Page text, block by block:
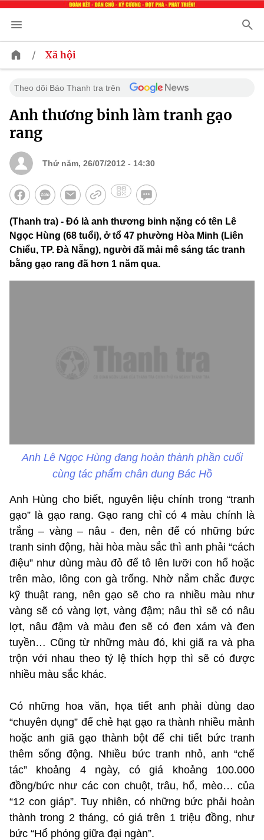
/ Xã hội
Theo dõi Báo Thanh tra trên
Anh thương binh làm tranh gạo
rang
Thứ năm, 26/07/2012 - 14:30
(Thanh tra) - Đó là anh thương binh nặng có tên Lê
Ngọc Hùng (68 tuổi), ở tổ 47 phường Hòa Minh (Liên
Chiểu, TP. Đà Nẵng), người đã mải mê sáng tác tranh
bằng gạo rang đã hơn 1 năm qua.
Anh Lê Ngọc Hùng đang hoàn thành phần cuối
cùng tác phẩm chân dung Bác Hồ
Anh Hùng cho biết, nguyên liệu chính trong “tranh
gạo” là gạo rang. Gạo rang chỉ có 4 màu chính là
trắng – vàng – nâu - đen, nên để có những bức
tranh sinh động, hài hòa màu sắc thì anh phải “cách
điệu” như dùng màu đỏ để tô lên lưỡi con hổ hoặc
trên mào, lông con gà trống. Nhờ nắm chắc được
kỹ thuật rang, nên gạo sẽ cho ra nhiều màu như
vàng sẽ có vàng lợt, vàng đậm; nâu thì sẽ có nâu
lợt, nâu đậm và màu đen sẽ có đen xám và đen
tuyền… Cũng từ những màu đó, khi giã ra và pha
trộn với nhau theo tỷ lệ thích hợp thì sẽ có được
nhiều màu sắc khác.
Có những hoa văn, họa tiết anh phải dùng dao
“chuyên dụng” để chẻ hạt gạo ra thành nhiều mảnh
hoặc anh giã gạo thành bột để chi tiết bức tranh
thêm sống động. Nhiều bức tranh nhỏ, anh “chế
tác” khoảng 4 ngày, có giá khoảng 100.000
đồng/bức như các con chuột, trâu, hổ, mèo… của
“12 con giáp”. Tuy nhiên, có những bức phải hoàn
thành trong 2 tháng, có giá trên 1 triệu đồng, như
bức “Hổ phóng giữa đại ngàn”.